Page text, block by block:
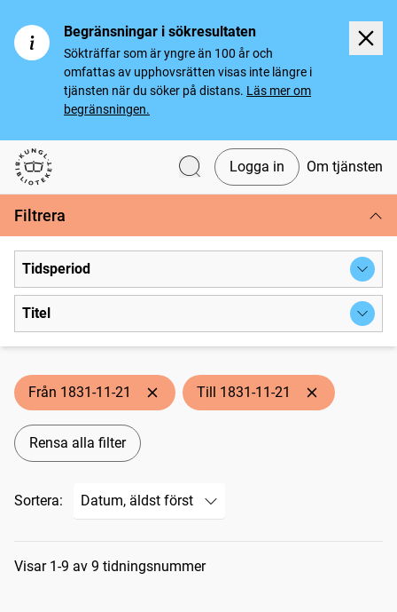
Begränsningar i sökresultaten
Sökträffar som är yngre än 100 år och
omfattas av upphovsrätten visas inte längre i
tjänsten när du söker på distans. Läs mer om
begränsningen.
Svenska tidningar
Logga in Om tjänsten
Filtrera
Tidsperiod
Titel
Från 1831-11-21 Till 1831-11-21
Rensa alla filter
Sortera:
Sökresultat
Visar 1-9 av 9 tidningsnummer